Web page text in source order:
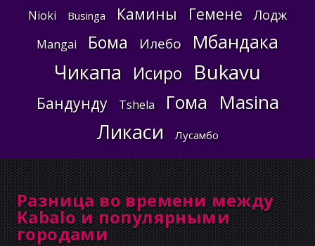
Nioki Businga Камины Гемене Лодж
Mangai Бома Илебо Мбандака
Чикапа Исиро Bukavu
Бандунду Tshela Гома Masina
Ликаси Лусамбо
Разница во времени между
Kabalo и популярными
городами